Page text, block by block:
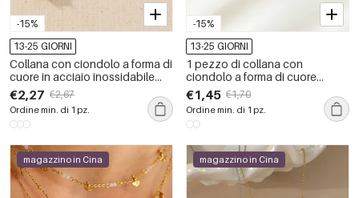
-15%
13-25 GIORNI
Collana con ciondolo a forma di
cuore in acciaio inossidabile
impermeabile color oro da
donna
€2,27 €2,67
Ordine min. di 1 pz.
-15%
13-25 GIORNI
1 pezzo di collana con
ciondolo a forma di cuore
semplice in acciaio inossidabile,
anti-ossidazione, color oro, da
donna
€1,45 €1,70
Ordine min. di 1 pz.
magazzino in Cina magazzino in Cina